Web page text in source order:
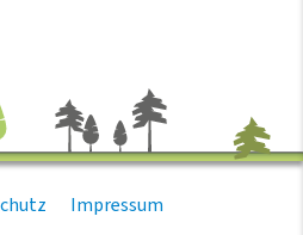
Impressum